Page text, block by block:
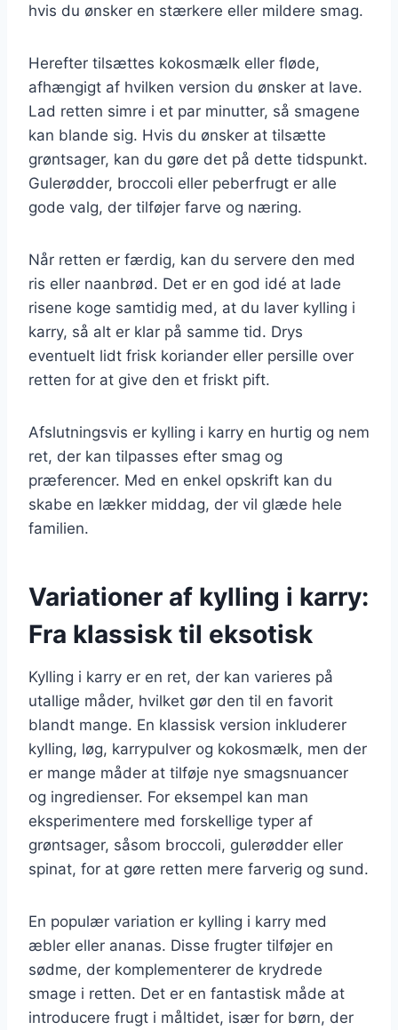
hvis du ønsker en stærkere eller mildere smag.
Herefter tilsættes kokosmælk eller fløde,
afhængigt af hvilken version du ønsker at lave.
Lad retten simre i et par minutter, så smagene
kan blande sig. Hvis du ønsker at tilsætte
grøntsager, kan du gøre det på dette tidspunkt.
Gulerødder, broccoli eller peberfrugt er alle
gode valg, der tilføjer farve og næring.
Når retten er færdig, kan du servere den med
ris eller naanbrød. Det er en god idé at lade
risene koge samtidig med, at du laver kylling i
karry, så alt er klar på samme tid. Drys
eventuelt lidt frisk koriander eller persille over
retten for at give den et friskt pift.
Afslutningsvis er kylling i karry en hurtig og nem
ret, der kan tilpasses efter smag og
præferencer. Med en enkel opskrift kan du
skabe en lækker middag, der vil glæde hele
familien.
Variationer af kylling i karry:
Fra klassisk til eksotisk
Kylling i karry er en ret, der kan varieres på
utallige måder, hvilket gør den til en favorit
blandt mange. En klassisk version inkluderer
kylling, løg, karrypulver og kokosmælk, men der
er mange måder at tilføje nye smagsnuancer
og ingredienser. For eksempel kan man
eksperimentere med forskellige typer af
grøntsager, såsom broccoli, gulerødder eller
spinat, for at gøre retten mere farverig og sund.
En populær variation er kylling i karry med
æbler eller ananas. Disse frugter tilføjer en
sødme, der komplementerer de krydrede
smage i retten. Det er en fantastisk måde at
introducere frugt i måltidet, især for børn, der